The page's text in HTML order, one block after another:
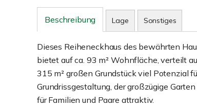
Beschreibung Lage Sonstiges
Dieses Reiheneckhaus des bewährten
bietet auf ca. 93 m² Wohnfläche, verteilt
315 m² großen Grundstück viel Potenzial
Grundrissgestaltung, der großzügige
für Familien und Paare attraktiv.